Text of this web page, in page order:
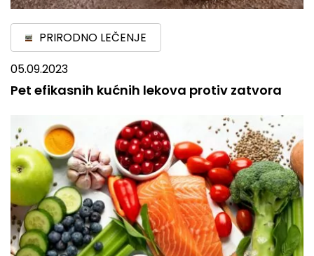
PRIRODNO LEČENJE
05.09.2023
Pet efikasnih kućnih lekova protiv zatvora